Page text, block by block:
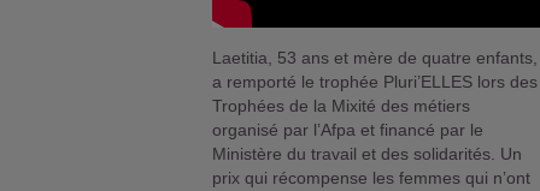
Laetitia, 53 ans et mère de quatre enfants,
a remporté le trophée Pluri’ELLES lors des
Trophées de la Mixité des métiers
organisé par l’Afpa et financé par le
Ministère du travail et des solidarités. Un
prix qui récompense les femmes qui n’ont